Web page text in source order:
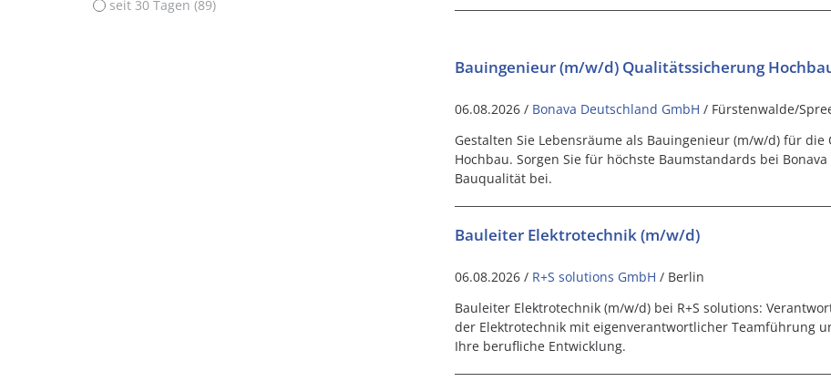
seit 30 Tagen (89)
Bauingenieur (m/w/d) Qualitätssicherung
06.08.2026 / Bonava Deutschland GmbH / Fürstenwalde/
Gestalten Sie Lebensräume als Bauingenieur (m/w/d) für
Hochbau. Sorgen Sie für höchste Baumstandards bei
Bauqualität bei.
Bauleiter Elektrotechnik (m/w/d)
06.08.2026 / R+S solutions GmbH / Berlin
Bauleiter Elektrotechnik (m/w/d) bei R+S solutions:
der Elektrotechnik mit eigenverantwortlicher Teamführung
Ihre berufliche Entwicklung.